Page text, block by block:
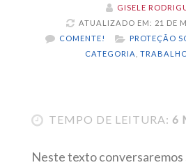
GISELE
ATUALIZADO EM: 21 DE
COMENTE!
PROTEÇÃO
CATEGORIA
TEMPO DE LEITURA: 6
Neste texto conversaremos